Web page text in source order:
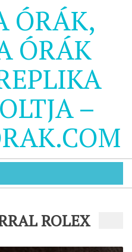
ÓRÁK,
ÓRÁK
–
ROLEX